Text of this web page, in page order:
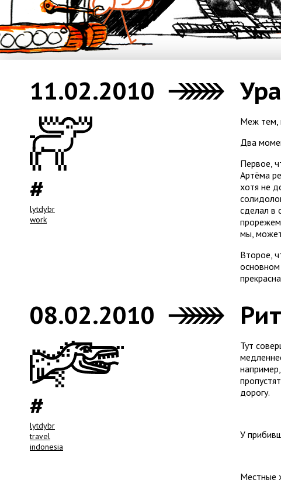
lytdybr
work
11.02.2010
Меж тем,
Два
Первое,
Артёма
хотя не
сделал в
мы,
Второе,
основном
lytdybr
travel
indonesia
08.02.2010
Тут
дорогу.
У
Местные